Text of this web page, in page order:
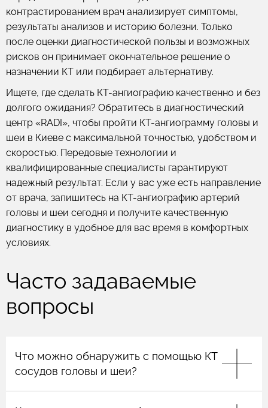
контрастированием врач анализирует симптомы,
результаты анализов и историю болезни. Только
после оценки диагностической пользы и возможных
рисков он принимает окончательное решение о
назначении КТ или подбирает альтернативу.
Ищете, где сделать КТ-ангиографию качественно и без
долгого ожидания? Обратитесь в диагностический
центр «RADI», чтобы пройти КТ-ангиограмму головы и
шеи в Киеве с максимальной точностью, удобством и
скоростью. Передовые технологии и
квалифицированные специалисты гарантируют
надежный результат. Если у вас уже есть направление
от врача, запишитесь на КТ-ангиографию артерий
головы и шеи сегодня и получите качественную
диагностику в удобное для вас время в комфортных
условиях.
Часто задаваемые
вопросы
Что можно обнаружить с помощью КТ
сосудов головы и шеи?
КТ сосудов головного мозга и шеи является одним